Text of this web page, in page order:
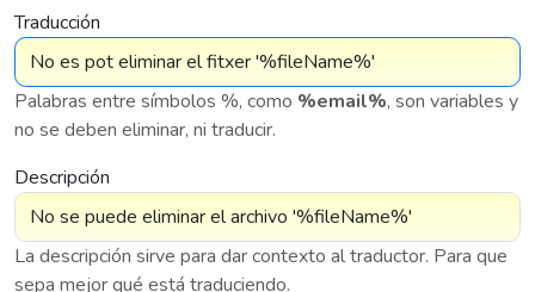
Traducción
Palabras entre símbolos %, como %email%, son variables y
no se deben eliminar, ni traducir.
Descripción
La descripción sirve para dar contexto al traductor. Para que
sepa mejor qué está traduciendo.